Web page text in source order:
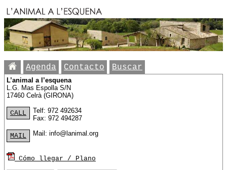
Agenda Contacto Buscar
L’animal a l’esquena
L.G. Mas Espolla S/N
17460 Celrà (GIRONA)
Telf: 972 492634
CALL
Fax: 972 494287
Mail: info@lanimal.org
MAIL
Cómo llegar / Plano